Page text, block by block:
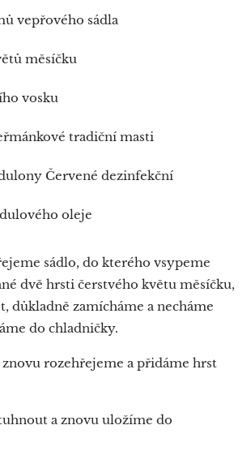
vepřového sádla
měsíčku
vosku
tradiční masti
Červené dezinfekční
oleje
sádlo, do kterého vsypeme
dvě hrsti čerstvého květu měsíčku,
důkladně zamícháme a necháme
do chladničky.
rozehřejeme a přidáme hrst
a znovu uložíme do